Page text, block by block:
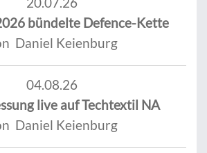
bündelte Defence-Kette
Daniel Keienburg
04.08.26
live auf Techtextil NA
Daniel Keienburg